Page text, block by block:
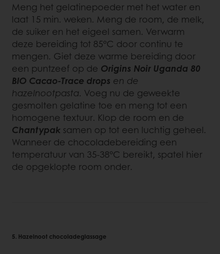
Meng het gelatinepoeder met het water en
laat 15 min. weken. Meng de room, de melk,
de suiker en het eigeel samen. Verwarm
deze bereiding tot 85°C door continu te
mengen. Giet deze warme bereiding door
een puntzeef op de Origins Noir Uganda 80
BIO Cacao-Trace drops en de
hazelnootpasta. Voeg nu de geweekte
gesmolten gelatine toe en meng tot een
homogene textuur. Klop de room en de
Chantypak samen op tot een luchtig geheel.
Wanneer de chocoladebereiding een
temperatuur van 35-38°C bereikt, spatel hier
de opgeklopte room onder.
5. Hazelnoot chocoladeglassage